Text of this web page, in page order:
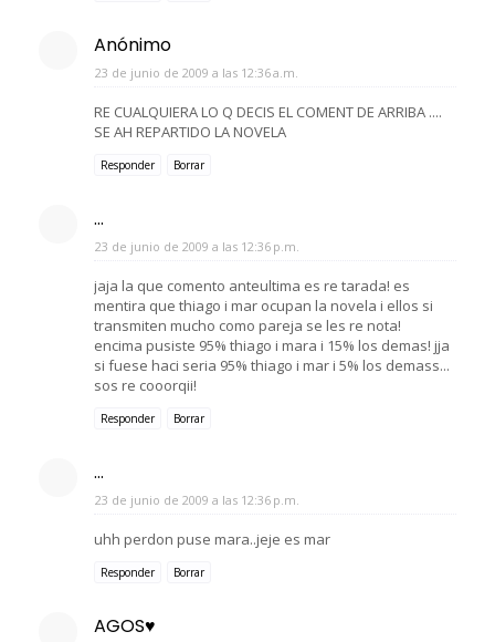
Anónimo
23 de junio de 2009 a las 12:36 a.m.
RE CUALQUIERA LO Q DECIS EL COMENT DE ARRIBA ....
SE AH REPARTIDO LA NOVELA
Responder Borrar
...
23 de junio de 2009 a las 12:36 p.m.
jaja la que comento anteultima es re tarada! es
mentira que thiago i mar ocupan la novela i ellos si
transmiten mucho como pareja se les re nota!
encima pusiste 95% thiago i mara i 15% los demas! jja
si fuese haci seria 95% thiago i mar i 5% los demass...
sos re cooorqii!
Responder Borrar
...
23 de junio de 2009 a las 12:36 p.m.
uhh perdon puse mara..jeje es mar
Responder Borrar
AGOS♥